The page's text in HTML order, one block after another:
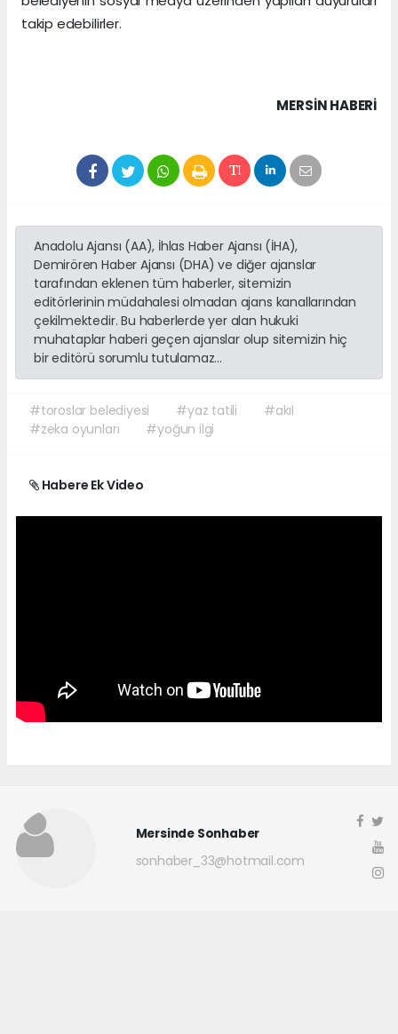
takip edebilirler.
MERSIN HABERİ
Anadolu Ajansı (AA), İhlas Haber Ajansı (İHA),
Demirören Haber Ajansı (DHA) ve diğer ajanslar
tarafından eklenen tüm haberler, sitemizin
editörlerinin müdahalesi olmadan ajans kanallarından
çekilmektedir. Bu haberlerde yer alan hukuki
muhataplar haberi geçen ajanslar olup sitemizin hiç
bir editörü sorumlu tutulamaz...
#toroslar belediyesi #yaz tatili
#akıl
#zeka oyunları
#yoğun ilgi
Habere Ek Video
Mersinde Sonhaber
sonhaber_33@hotmail.com